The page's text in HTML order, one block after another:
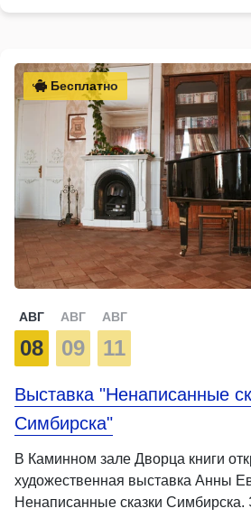
Бесплатно
АВГ
08
АВГ
09
АВГ
11
Выставка "Ненаписанные
Симбирска"
В Каминном зале Дворца книги
художественная выставка Анны
Ненаписанные сказки